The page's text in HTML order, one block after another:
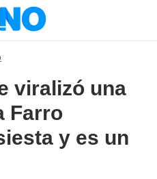
viralizó una
Farro
y es un